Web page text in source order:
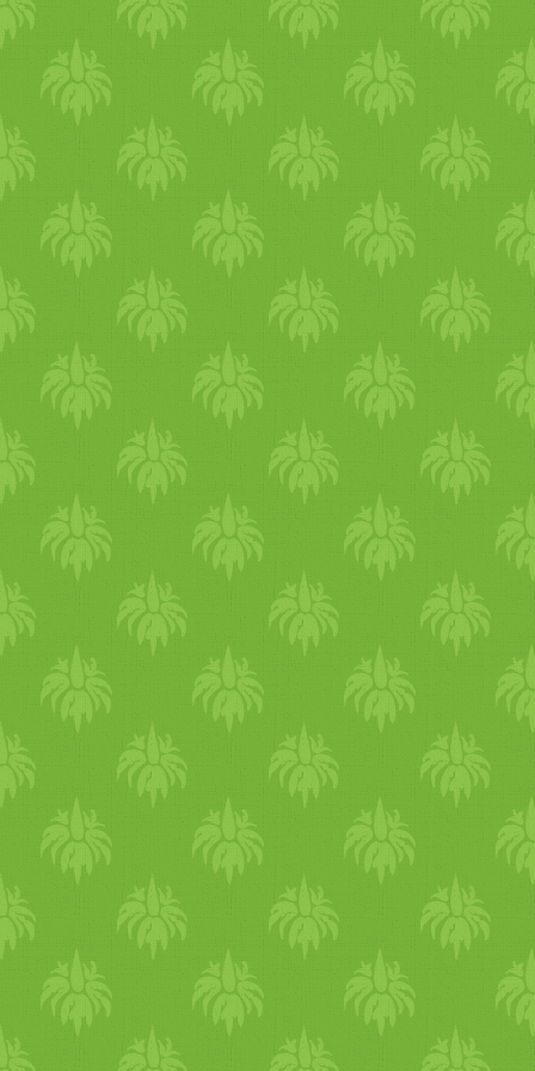
idényzöldség ekkel, retekkel,
hagymával, u
kával, stb.
Édességek:
Gyümölcs
ökből
ésolajos mag okból készült
finomságok, amelyekkel
lelki
ismeret furdalás nélkül
kényeztetheted
magad. Liszt,
tojás éstejterméknélkül
készülnek,egészségesek és
finomak. Aszalványok:
Teljesen kiszárítottkenyerek,
krékerek,müzlik, müzli-
szeletek,
édesek és/­vagy
sósak, melyek 1 hónapig
eltarthatóak. Teljesen ki
vannak szárítva, így az
étvágyunkat gyors an